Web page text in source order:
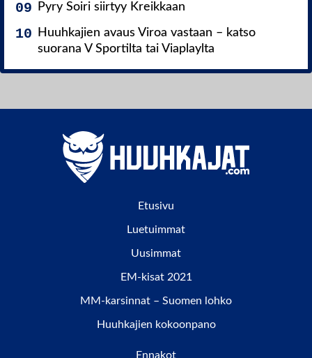
Pyry Soiri siirtyy Kreikkaan
Huuhkajien avaus Viroa vastaan – katso
suorana V Sportilta tai Viaplaylta
Etusivu
Luetuimmat
Uusimmat
EM-kisat 2021
MM-karsinnat – Suomen lohko
Huuhkajien kokoonpano
Ennakot